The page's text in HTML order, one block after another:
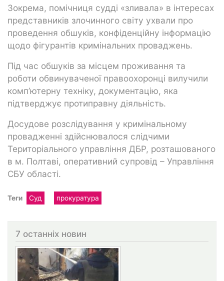
Зокрема, помічниця судді «зливала» в інтересах
представників злочинного світу ухвали про
проведення обшуків, конфіденційну інформацію
щодо фігурантів кримінальних проваджень.
Під час обшуків за місцем проживання та
роботи обвинуваченої правоохоронці вилучили
комп’ютерну техніку, документацію, яка
підтверджує протиправну діяльність.
Досудове розслідування у кримінальному
провадженні здійснювалося слідчими
Територіального управління ДБР, розташованого
в м. Полтаві, оперативний супровід – Управління
СБУ області.
Теги Суд прокуратура
7 останніх новин